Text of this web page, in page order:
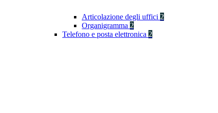
Articolazione degli uffici 2
Organigramma 2
Telefono e posta elettronica 2